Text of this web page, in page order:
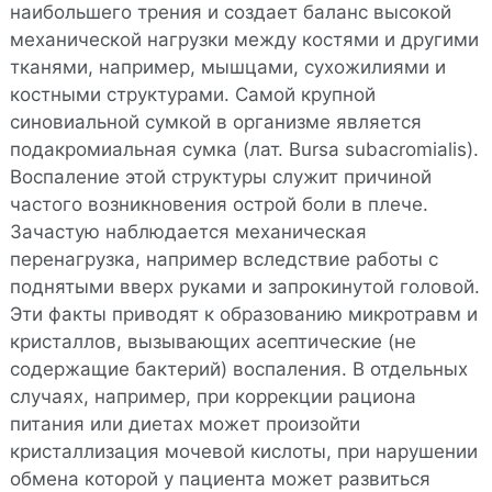
наибольшего трения и создает баланс высокой
механической нагрузки между костями и другими
тканями, например, мышцами, сухожилиями и
костными структурами. Самой крупной
синовиальной сумкой в организме является
подакромиальная сумка (лат. Bursa subacromialis).
Воспаление этой структуры служит причиной
частого возникновения острой боли в плече.
Зачастую наблюдается механическая
перенагрузка, например вследствие работы с
поднятыми вверх руками и запрокинутой головой.
Эти факты приводят к образованию микротравм и
кристаллов, вызывающих асептические (не
содержащие бактерий) воспаления. В отдельных
случаях, например, при коррекции рациона
питания или диетах может произойти
кристаллизация мочевой кислоты, при нарушении
обмена которой у пациента может развиться